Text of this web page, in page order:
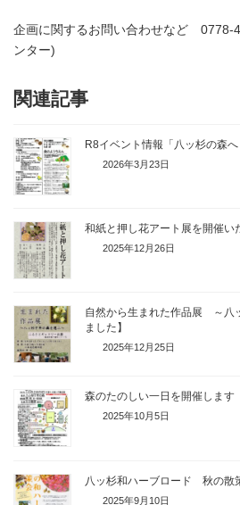
企画に関するお問い合わせなど 0778-
ンター)
関連記事
R8イベント情報「八ッ杉の森へ
2026年3月23日
和紙と押し花アート展を開催い
2025年12月26日
自然から生まれた作品展 ～八
ました】
2025年12月25日
森のたのしい一日を開催します
2025年10月5日
八ッ杉和ハーブロード 秋の散
2025年9月10日